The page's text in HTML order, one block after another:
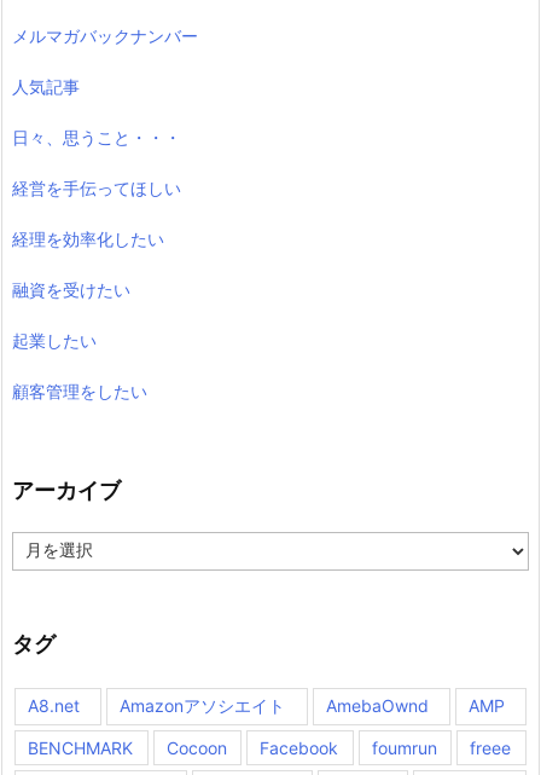
メルマガバックナンバー
人気記事
日々、思うこと・・・
経営を手伝ってほしい
経理を効率化したい
融資を受けたい
起業したい
顧客管理をしたい
アーカイブ
ー
ブ
タグ
A8.net Amazonアソシエイト AmebaOwnd AMP
BENCHMARK Cocoon Facebook foumrun
freee